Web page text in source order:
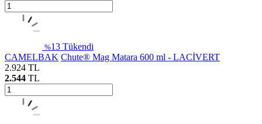
%13 Tükendi
CAMELBAK Chute® Mag Matara 600 ml - LACİVERT
2.924 TL
2.544 TL